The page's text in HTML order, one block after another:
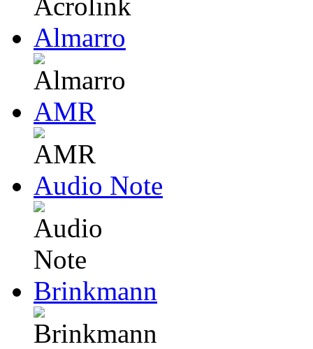
Almarro
AMR
Audio Note
Brinkmann